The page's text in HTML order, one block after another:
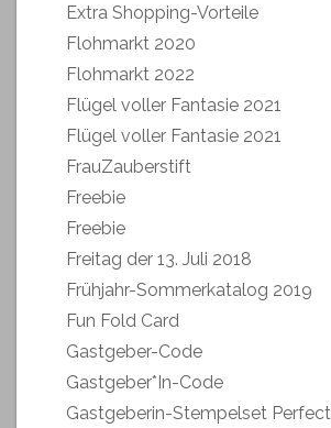
Extra Shopping-Vorteile
Flohmarkt 2020
Flohmarkt 2022
Flügel voller Fantasie 2021
Flügel voller Fantasie 2021
FrauZauberstift
Freebie
Freebie
Freitag der 13. Juli 2018
Frühjahr-Sommerkatalog 2019
Fun Fold Card
Gastgeber-Code
Gastgeber*In-Code
Gastgeberin-Stempelset Perfect